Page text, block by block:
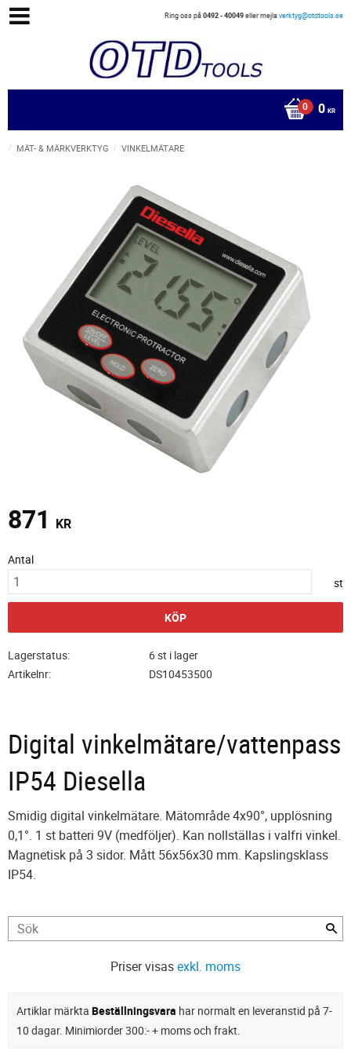
Ring oss på0492 - 40049eller mejlaverktyg@otdtools.se
0 KR
MÄT- & MÄRKVERKTYG VINKELMÄTARE
871 KR
Antal
st
KÖP
Lagerstatus
6 st i lager
Artikelnr
DS10453500
Digital vinkelmätare/vattenpass
IP54 Diesella
Smidig digital vinkelmätare. Mätområde 4x90°, upplösning
0,1°. 1 st batteri 9V (medföljer). Kan nollställas i valfri vinkel.
Magnetisk på 3 sidor. Mått 56x56x30 mm. Kapslingsklass
IP54.
Priser visasexkl. moms
Artiklar märkta Beställningsvara har normalt en leveranstid på 7-
10 dagar. Minimiorder 300:- + moms och frakt.